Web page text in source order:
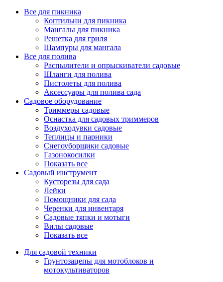
Все для пикника
Коптильни для пикника
Мангалы для пикника
Решетка для гриля
Шампуры для мангала
Все для полива
Распылители и опрыскиватели садовые
Шланги для полива
Пистолеты для полива
Аксессуары для полива сада
Садовое оборудование
Триммеры садовые
Оснастка для садовых триммеров
Воздуходувки садовые
Теплицы и парники
Снегоуборщики садовые
Газонокосилки
Показать все
Садовый инструмент
Кусторезы для сада
Лейки
Помощники для сада
Черенки для инвентаря
Садовые тяпки и мотыги
Вилы садовые
Показать все
Для садовой техники
Грунтозацепы для мотоблоков и
мотокультиваторов